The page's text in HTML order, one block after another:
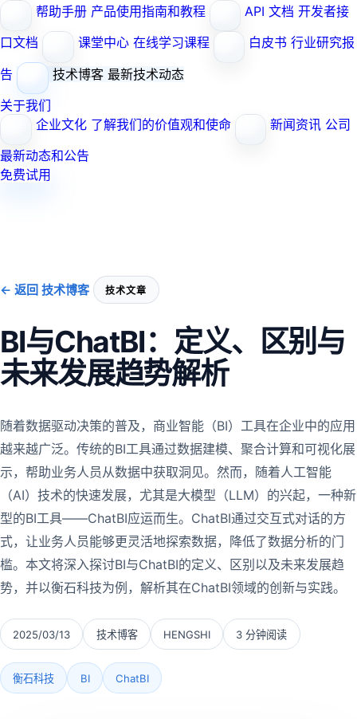
帮助手册 产品使用指南和教程 API 文档 开发者接
口文档
课堂中心 在线学习课程 白皮书 行业研究报
告
技术博客 最新技术动态
关于我们
企业文化 了解我们的价值观和使命 新闻资讯 公司
最新动态和公告
免费试用
← 返回 技术博客 技术文章
BI与ChatBI：定义、区别与
未来发展趋势解析
随着数据驱动决策的普及，商业智能（BI）工具在企业中的应用
越来越广泛。传统的BI工具通过数据建模、聚合计算和可视化展
示，帮助业务人员从数据中获取洞见。然而，随着人工智能
（AI）技术的快速发展，尤其是大模型（LLM）的兴起，一种新
型的BI工具——ChatBI应运而生。ChatBI通过交互式对话的方
式，让业务人员能够更灵活地探索数据，降低了数据分析的门
槛。本文将深入探讨BI与ChatBI的定义、区别以及未来发展趋
势，并以衡石科技为例，解析其在ChatBI领域的创新与实践。
2025/03/13 技术博客 HENGSHI 3 分钟阅读
衡石科技 BI ChatBI